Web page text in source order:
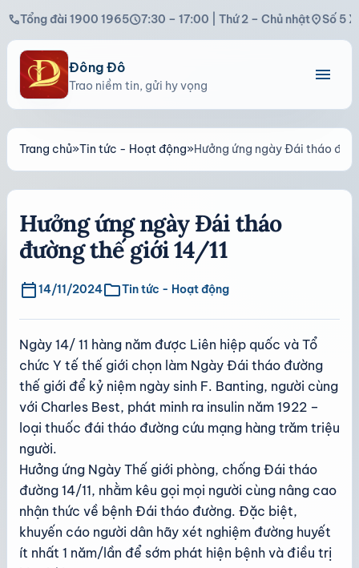
callTổng đài 1900 1965schedule7:30 – 17:00 | Thứ 2 – Chủ nhậtlocation_onSố 5
Đông Đô
Trao niềm tin, gửi hy vọng menu
Trang chủ»Tin tức - Hoạt động»Hưởng ứng ngày Đái tháo
Hưởng ứng ngày Đái tháo
đường thế giới 14/11
calendar_today14/11/2024folderTin tức - Hoạt động
Ngày 14/ 11 hàng năm được Liên hiệp quốc và Tổ
chức Y tế thế giới chọn làm Ngày Đái tháo đường
thế giới để kỷ niệm ngày sinh F. Banting, người cùng
với Charles Best, phát minh ra insulin năm 1922 –
loại thuốc đái tháo đường cứu mạng hàng trăm triệu
người.
Hưởng ứng Ngày Thế giới phòng, chống Đái tháo
đường 14/11, nhằm kêu gọi mọi người cùng nâng cao
nhận thức về bệnh Đái tháo đường. Đặc biệt,
khuyến cáo người dân hãy xét nghiệm đường huyết
ít nhất 1 năm/lần để sớm phát hiện bệnh và điều trị